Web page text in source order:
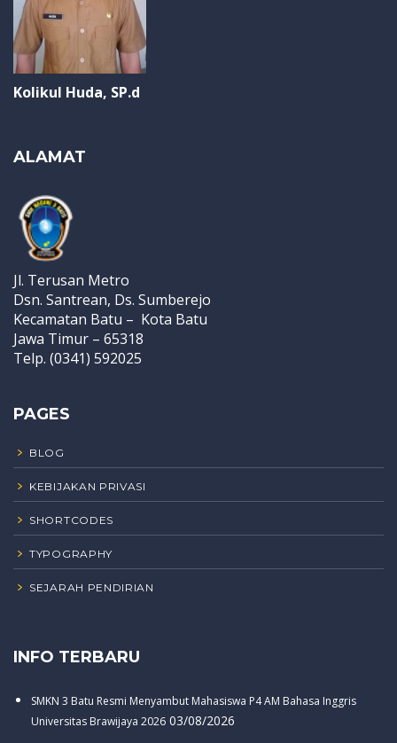
Kolikul Huda, SP.d
ALAMAT
Jl. Terusan Metro
Dsn. Santrean, Ds. Sumberejo
Kecamatan Batu – Kota Batu
Jawa Timur – 65318
Telp. (0341) 592025
PAGES
BLOG
KEBIJAKAN PRIVASI
SHORTCODES
TYPOGRAPHY
SEJARAH PENDIRIAN
INFO TERBARU
SMKN 3 Batu Resmi Menyambut Mahasiswa P4 AM Bahasa Inggris
Universitas Brawijaya 2026 03/08/2026